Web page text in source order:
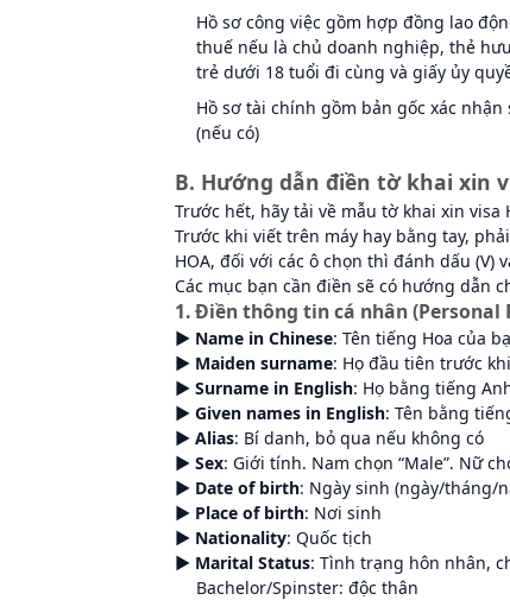
Hồ sơ công việc gồm hợp đồng lao
thuế nếu là chủ doanh nghiệp, thẻ
trẻ dưới 18 tuổi đi cùng và giấy ủy
Hồ sơ tài chính gồm bản gốc xác
(nếu có)
B. Hướng dẫn điền tờ khai xin
Trước hết, hãy tải về mẫu tờ khai xin visa
Trước khi viết trên máy hay bằng tay,
HOA, đối với các ô chọn thì đánh dấu
Các mục bạn cần điền sẽ có hướng dẫn
1. Điền thông tin cá nhân (Personal
► Name in Chinese: Tên tiếng Hoa của
► Maiden surname: Họ đầu tiên trước
► Surname in English: Họ bằng tiếng
► Given names in English: Tên bằng
► Alias: Bí danh, bỏ qua nếu không có
► Sex: Giới tính. Nam chọn “Male”. Nữ
► Date of birth: Ngày sinh (ngày/tháng/
► Place of birth: Nơi sinh
► Nationality: Quốc tịch
► Marital Status: Tình trạng hôn nhân,
Bachelor/Spinster: độc thân